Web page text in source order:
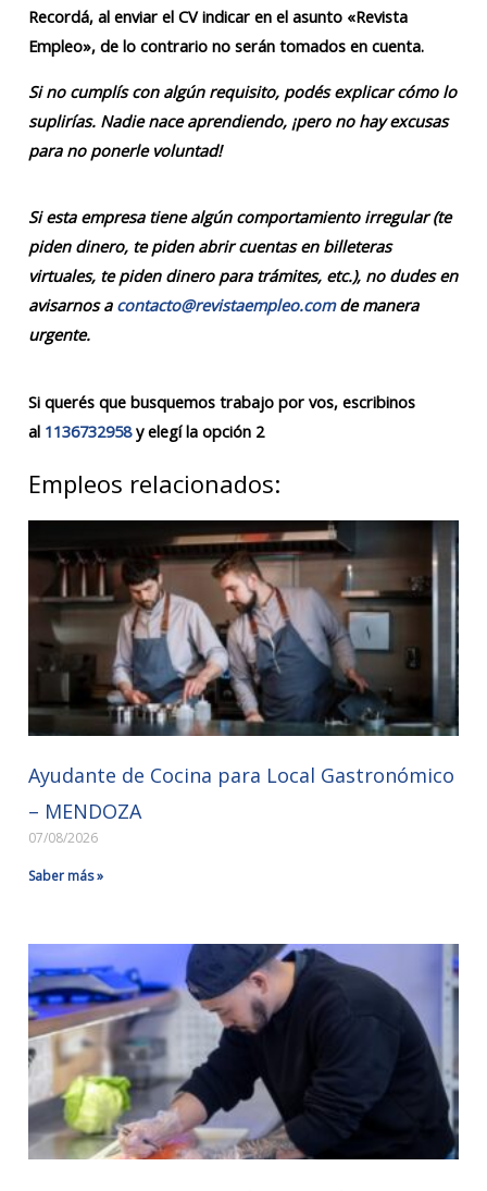
Recordá, al enviar el CV indicar en el asunto «Revista
Empleo», de lo contrario no serán tomados en cuenta.
Si no cumplís con algún requisito, podés explicar cómo lo
suplirías. Nadie nace aprendiendo, ¡pero no hay excusas
para no ponerle voluntad!
Si esta empresa tiene algún comportamiento irregular (te
piden dinero, te piden abrir cuentas en billeteras
virtuales, te piden dinero para trámites, etc.), no dudes en
avisarnos a contacto@revistaempleo.comde manera
urgente.
Si querés que busquemos trabajo por vos, escribinos
al 1136732958y elegí la opción 2
Empleos relacionados:
Ayudante de Cocina para Local Gastronómico
– MENDOZA
07/08/2026
Saber más »